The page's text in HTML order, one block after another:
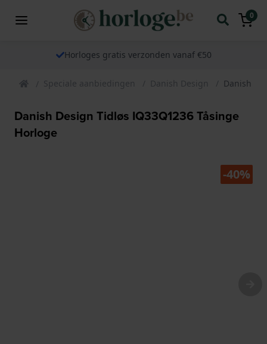
0
Horloges gratis verzonden vanaf €50
Speciale aanbiedingen Danish Design Danish
Danish Design Tidløs IQ33Q1236 Tåsinge
Horloge
-40%